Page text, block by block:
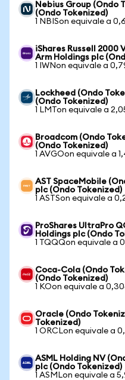
Nebius Group (Ondo
(Ondo Tokenized)
1 NBISon equivale a
iShares Russell 2000
Arm Holdings plc
1 IWNon equivale a
Lockheed (Ondo
(Ondo Tokenized)
1 LMTon equivale a
Broadcom (Ondo
(Ondo Tokenized)
1 AVGOon equivale a
AST SpaceMobile
plc (Ondo Tokenized)
1 ASTSon equivale a
ProShares UltraPro
Holdings plc (Ondo
1 TQQQon equivale a
Coca-Cola (Ondo
(Ondo Tokenized)
1 KOon equivale a
Oracle (Ondo
Tokenized)
1 ORCLon equivale a
ASML Holding NV
plc (Ondo Tokenized)
1 ASMLon equivale a